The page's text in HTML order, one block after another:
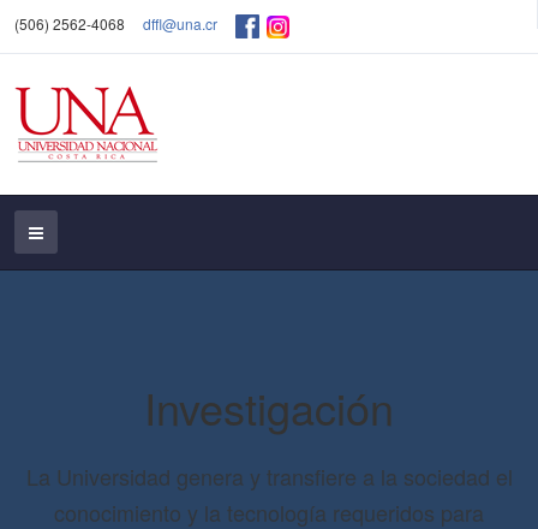
(506) 2562-4068 dffl@una.cr
Investigación
La Universidad genera y transfiere a la sociedad el
conocimiento y la tecnología requeridos para